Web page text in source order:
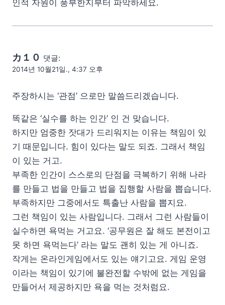
인적 자원이 풍부한지부터 파악하세요.
カ１０ 댓글:
2014년 10월21일., 4:37 오후
주장하시는 ‘관점’ 으로만 말씀드리겠습니다.
똑같은 ‘실수를 하는 인간’ 인 건 맞습니다.
하지만 엄중한 잣대가 드리워지는 이유는 책임이 있
기 때문입니다. 힘이 있다는 말도 되죠. 그래서 책임
이 있는 거고.
부족한 인간이 스스로의 단점을 극복하기 위해 나라
를 만들고 법을 만들고 법을 집행할 사람을 뽑습니다.
부족하지만 그중에서도 특출난 사람을 뽑지요.
그런 책임이 있는 사람입니다. 그래서 그런 사람들이
실수하면 욕먹는 거고요. ‘공무원은 잘 해도 본전이고
못 하면 욕먹는다’ 라는 말도 괜히 있는 게 아니죠.
작게는 온라인게임에서도 있는 얘기고요. 게임 운영
이라는 책임이 있기에 불완전할 수밖에 없는 게임을
만들어서 제공하지만 욕을 먹는 것처럼요.